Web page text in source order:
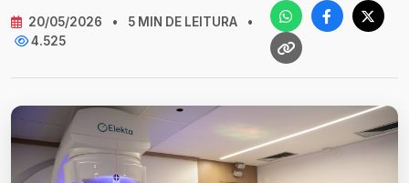
20/05/2026 • 5 MIN DE LEITURA
•
4.525